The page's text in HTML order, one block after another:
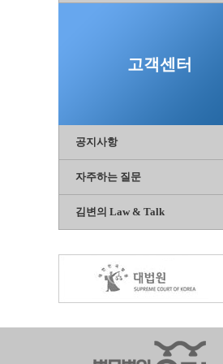
고객센터
공지사항
자주하는 질문
김변의 Law & Talk